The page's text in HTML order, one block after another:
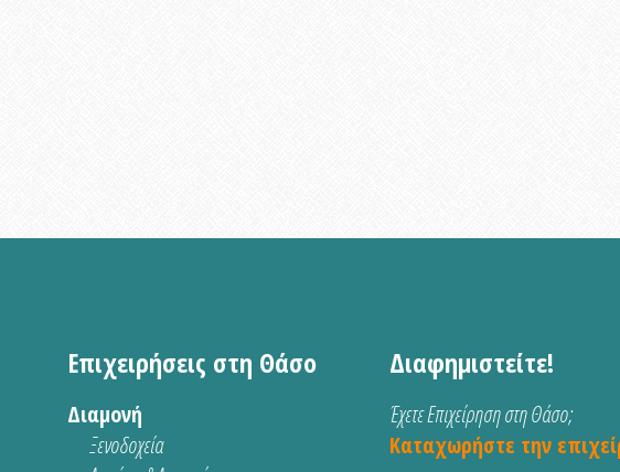
Επιχειρήσεις στη Θάσο
Διαμονή
Ξενοδοχεία
Διαφημιστείτε!
Έχετε Επιχείρηση στη Θάσο;
Καταχωρήστε την